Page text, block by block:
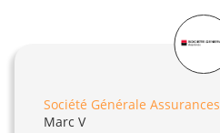
Société Générale Assurances
Marc V